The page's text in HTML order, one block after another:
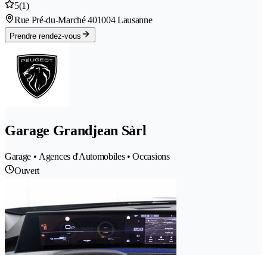
5(1)
Rue Pré-du-Marché 401004 Lausanne
Prendre rendez-vous
Garage Grandjean Sàrl
Garage • Agences d'Automobiles • Occasions
Ouvert